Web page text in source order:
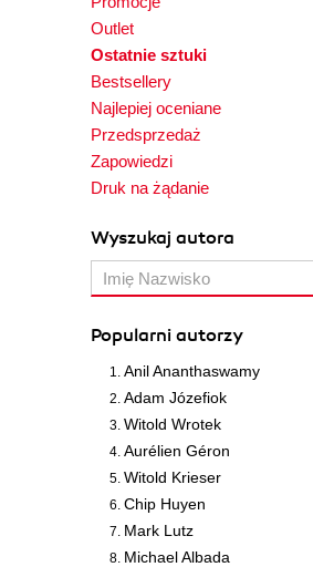
Outlet
Ostatnie sztuki
Bestsellery
Najlepiej oceniane
Przedsprzedaż
Zapowiedzi
Druk na żądanie
Wyszukaj autora
Popularni autorzy
Anil Ananthaswamy
Adam Józefiok
Witold Wrotek
Aurélien Géron
Witold Krieser
Chip Huyen
Mark Lutz
Michael Albada